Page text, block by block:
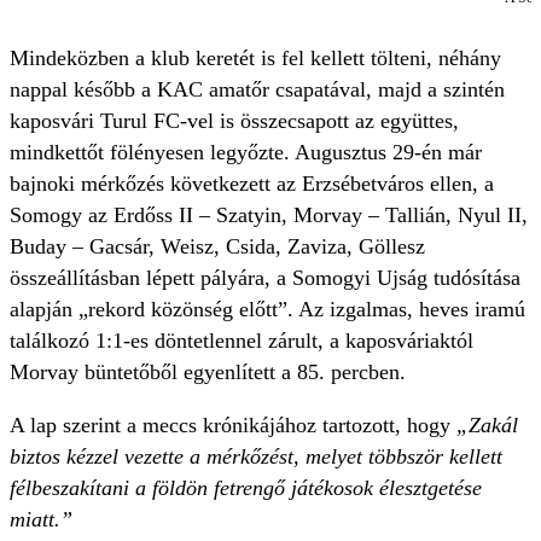
Mindeközben a klub keretét is fel kellett tölteni, néhány
nappal később a KAC amatőr csapatával, majd a szintén
kaposvári Turul FC-vel is összecsapott az együttes,
mindkettőt fölényesen legyőzte. Augusztus 29-én már
bajnoki mérkőzés következett az Erzsébetváros ellen, a
Somogy az Erdőss II – Szatyin, Morvay – Tallián, Nyul II,
Buday – Gacsár, Weisz, Csida, Zaviza, Göllesz
összeállításban lépett pályára, a Somogyi Ujság tudósítása
alapján „rekord közönség előtt”. Az izgalmas, heves iramú
találkozó 1:1-es döntetlennel zárult, a kaposváriaktól
Morvay büntetőből egyenlített a 85. percben.
A lap szerint a meccs krónikájához tartozott, hogy „Zakál
biztos kézzel vezette a mérkőzést, melyet többször kellett
félbeszakítani a földön fetrengő játékosok élesztgetése
miatt.”